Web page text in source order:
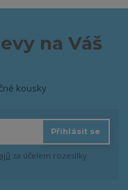
na Váš
kousky
Přihlásit se
za účelem rozesílky